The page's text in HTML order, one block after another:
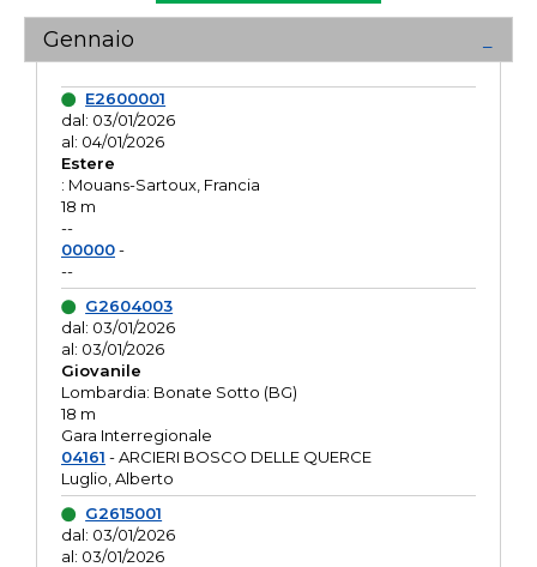
Gennaio
E2600001
dal: 03/01/2026
al: 04/01/2026
Estere
: Mouans-Sartoux, Francia
18 m
--
00000-
--
G2604003
dal: 03/01/2026
al: 03/01/2026
Giovanile
Lombardia: Bonate Sotto (BG)
18 m
Gara Interregionale
04161 - ARCIERI BOSCO DELLE QUERCE
Luglio, Alberto
G2615001
dal: 03/01/2026
al: 03/01/2026